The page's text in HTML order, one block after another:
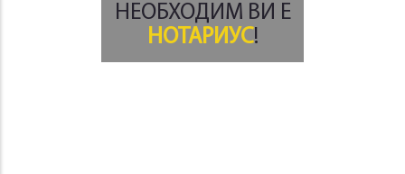
НЕОБХОДИМ ВИ Е
НОТАРИУС!